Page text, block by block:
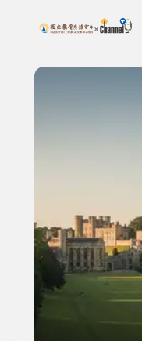
上方功能區塊
搜尋關鍵字：可輸入